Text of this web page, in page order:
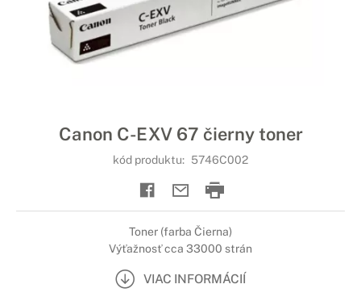
Canon C-EXV 67 čierny toner
kód produktu: 5746C002
Toner (farba Čierna)
Výťažnosť cca 33000 strán
VIAC INFORMÁCIÍ